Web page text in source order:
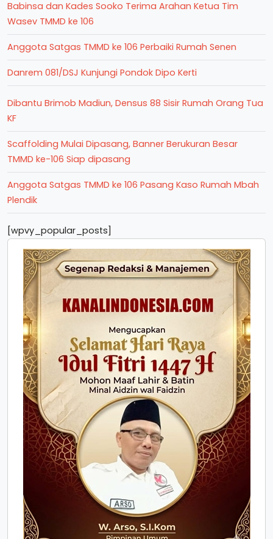
Babinsa dan Kades Sooko Terima Arahan Ketua Tim
Wasev TMMD ke 106
Anggota Satgas TMMD ke 106 Perbaiki Rumah Senen
Danrem 081/DSJ Kunjungi Pondok Dipo Kerti
Dibantu Brimob Madiun, Densus 88 Sisir Rumah Orang Tua
KF
Scaffolding Mulai Dipasang, Banner Berukuran Besar
TMMD ke-106 Siap dipasang
Anggota Satgas TMMD ke 106 Pasang Kaso Rumah Mbah
Plendik
[wpvy_popular_posts]